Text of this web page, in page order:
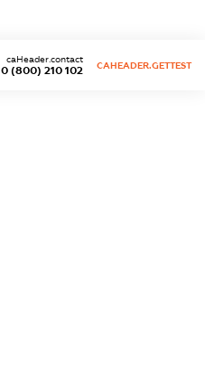
0 (800) 210 102
caHeader.contact
CAHEADER.GETTEST